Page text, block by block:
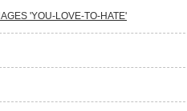
'YOU-LOVE-TO-HATE'